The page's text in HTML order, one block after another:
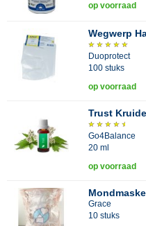
op voorraad
Wegwerp
Duoprotect
100 stuks
op voorraad
Trust
Go4Balance
20 ml
op voorraad
Grace
10 stuks